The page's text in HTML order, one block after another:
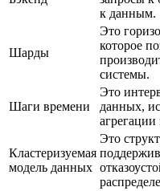
к данным.
Шарды
Это
которое
системы.
Шаги времени
Это
данных,
Кластеризуемая
модель данных
Это